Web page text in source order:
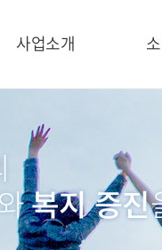
사업소개